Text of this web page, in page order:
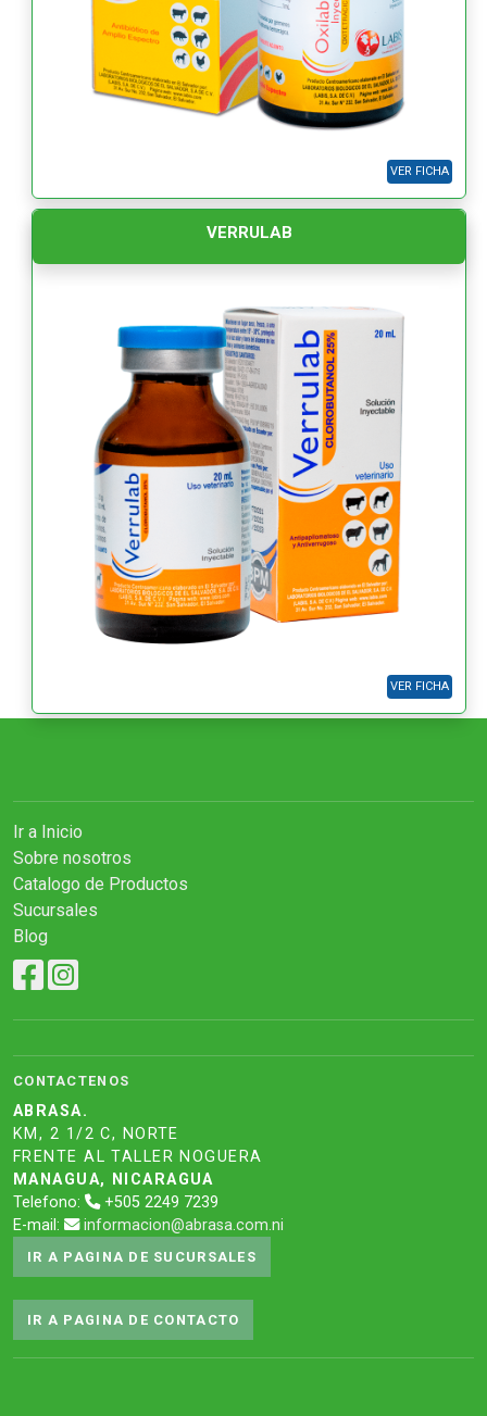
VER FICHA
VERRULAB
VER FICHA
Ir a Inicio
Sobre nosotros
Catalogo de Productos
Sucursales
Blog
CONTACTENOS
ABRASA.
KM, 2 1/2 C, NORTE
FRENTE AL TALLER NOGUERA
MANAGUA, NICARAGUA
Telefono:
+505 2249 7239
E-mail:
informacion@abrasa.com.ni
IR A PAGINA DE SUCURSALES
IR A PAGINA DE CONTACTO